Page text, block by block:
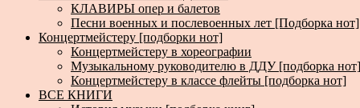
КЛАВИРЫ опер и балетов
Песни военных и послевоенных лет [Подборка нот]
Концертмейстеру [подборки нот]
Концертмейстеру в хореографии
Музыкальному руководителю в ДДУ [подборка нот]
Концертмейстеру в классе флейты [подборка нот]
ВСЕ КНИГИ